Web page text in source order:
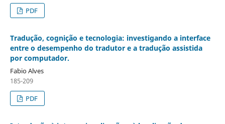
PDF
Tradução, cognição e tecnologia: investigando a interface
entre o desempenho do tradutor e a tradução assistida
por computador.
Fabio Alves
185-209
PDF